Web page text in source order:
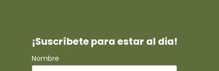
¡Suscríbete para estar al dia!
Nombre